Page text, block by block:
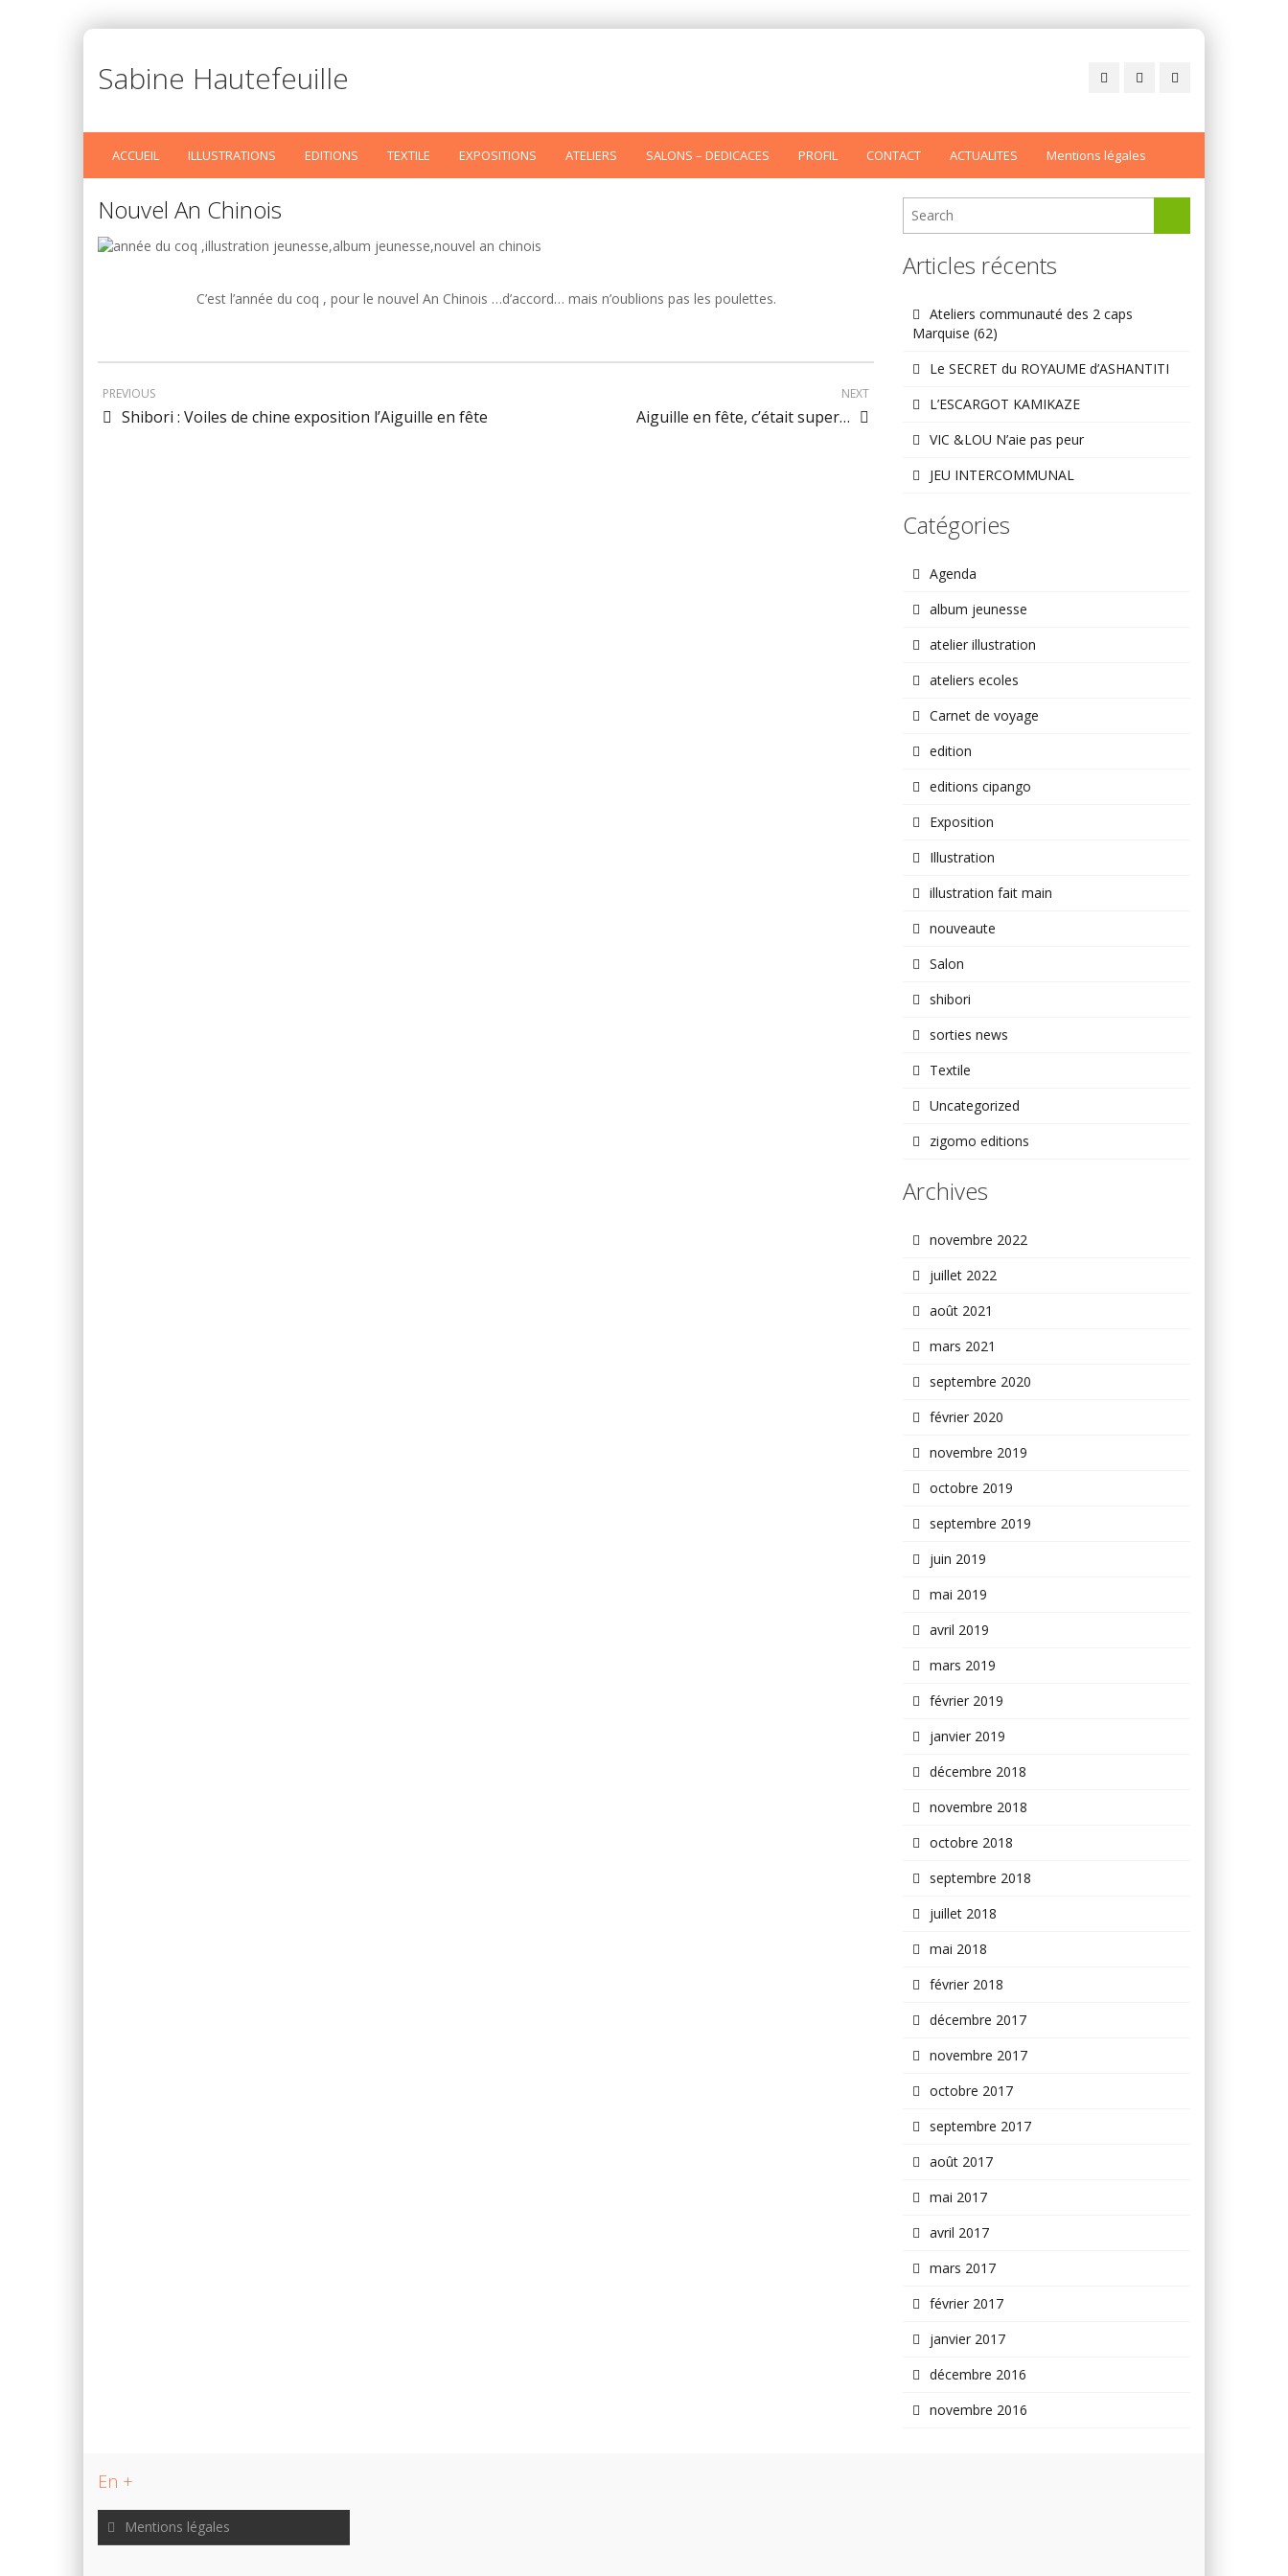
Sabine Hautefeuille
ACCUEIL ILLUSTRATIONS EDITIONS TEXTILE EXPOSITIONS ATELIERS SALONS – DEDICACES PROFIL CONTACT ACTUALITES Mentions légales
Nouvel An Chinois
C’est l’année du coq , pour le nouvel An Chinois …d’accord… mais n’oublions pas les poulettes.
PREVIOUS
Shibori : Voiles de chine exposition l’Aiguille en fête
NEXT
Aiguille en fête, c’était super…
Articles récents
Ateliers communauté des 2 caps
Marquise (62)
Le SECRET du ROYAUME d’ASHANTITI
L’ESCARGOT KAMIKAZE
VIC &LOU N’aie pas peur
JEU INTERCOMMUNAL
Catégories
Agenda
album jeunesse
atelier illustration
ateliers ecoles
Carnet de voyage
edition
editions cipango
Exposition
Illustration
illustration fait main
nouveaute
Salon
shibori
sorties news
Textile
Uncategorized
zigomo editions
Archives
novembre 2022
juillet 2022
août 2021
mars 2021
septembre 2020
février 2020
novembre 2019
octobre 2019
septembre 2019
juin 2019
mai 2019
avril 2019
mars 2019
février 2019
janvier 2019
décembre 2018
novembre 2018
octobre 2018
septembre 2018
juillet 2018
mai 2018
février 2018
décembre 2017
novembre 2017
octobre 2017
septembre 2017
août 2017
mai 2017
avril 2017
mars 2017
février 2017
janvier 2017
décembre 2016
novembre 2016
En +
Mentions légales